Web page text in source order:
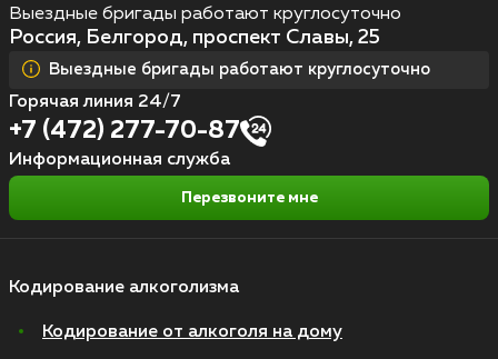
Кодирование алкоголизма
Кодирование от алкоголя на дому
Выездные бригады работают круглосуточно
Россия, Белгород, проспект Славы, 25
Выездные бригады работают круглосуточно
Горячая линия 24/7
+7 (472) 277-70-87
Информационная служба
Перезвоните мне